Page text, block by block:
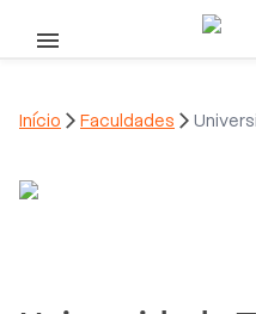
Pular para o conteúdo
Início  Faculdades 